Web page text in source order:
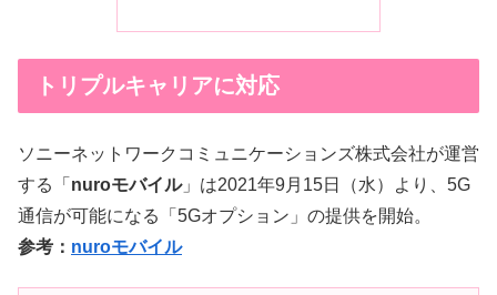
トリプルキャリアに対応
ソニーネットワークコミュニケーションズ株式会社が運営
する「 nuroモバイル」は2021年9月15日（水）より、5G
通信が可能になる「5Gオプション」の提供を開始。
参考： nuroモバイル